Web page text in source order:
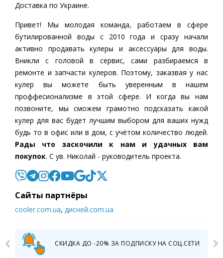
Доставка по Украине.
Привет! Мы молодая команда, работаем в сфере
бутилированной воды c 2010 года и сразу начали
активно продавать кулеры и аксессуары для воды.
Вникли с головой в сервис, сами разбираемся в
ремонте и запчасти кулеров. Поэтому, заказвая у нас
кулер вы можете быть уверенным в нашем
проффесионализме в этой сфере. И когда вы нам
позвоните, мы сможем грамотно подсказать какой
кулер для вас будет лучшим выбором для ваших нужд
будь то в офис или в дом, с учётом количество людей.
Рады что заскочили к нам и удачных вам
покупок. С ув. Николай - руководитель проекта.
Cайты партнёры
cooler.com.ua, дисней.com.ua
СКИДКА ДО -20% ЗА ПОДПИСКУ НА СОЦ.СЕТИ